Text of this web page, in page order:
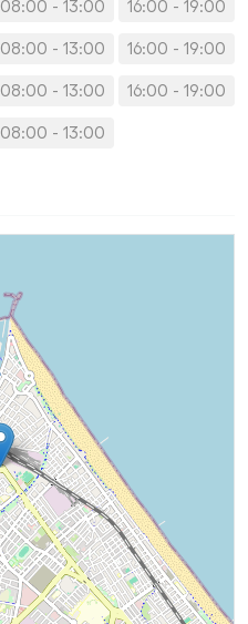
08:00 - 13:00 16:00 - 19:00
08:00 - 13:00 16:00 - 19:00
08:00 - 13:00 16:00 - 19:00
08:00 - 13:00